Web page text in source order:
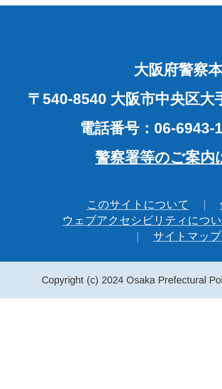
大阪府警察
〒540-8540 大阪市中央区大
電話番号：06-6943-
警察署等のご案内
このサイトについて
ウェブアクセシビリティにつ
サイトマップ
Copyright (c) 2024 Osaka Prefectural